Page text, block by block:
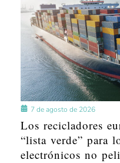
7 de agosto de 2026
Los recicladores
“lista verde” para
electrónicos no